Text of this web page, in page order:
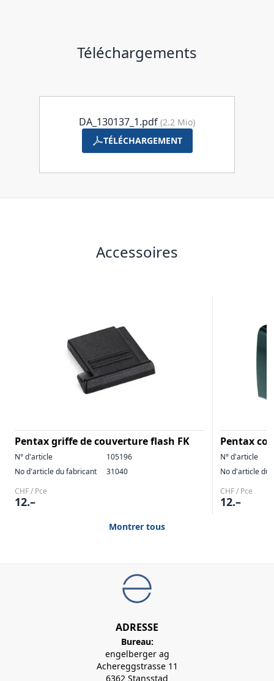
Téléchargements
DA_130137_1.pdf (2.2 Mio)
TÉLÉCHARGEMENT
Accessoires
Pentax griffe de couverture flash FK
N° d'article
105196
No d'article du fabricant
31040
CHF / Pce
12.–
Pentax
N° d'article
No d'article du
CHF / Pce
12.–
Montrer tous
ADRESSE
Bureau:
engelberger ag
Achereggstrasse 11
6362 Stansstad